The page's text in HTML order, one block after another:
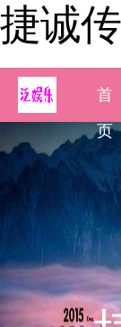
捷诚
首
页